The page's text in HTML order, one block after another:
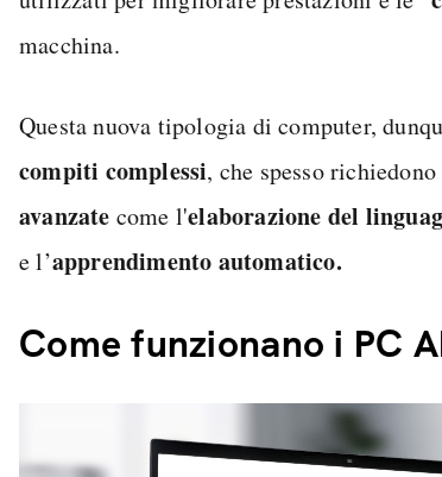
macchina.
Questa nuova tipologia di computer,
compiti complessi, che spesso richiedono
avanzate come l'elaborazione del
e l’apprendimento automatico.
Come funzionano i PC